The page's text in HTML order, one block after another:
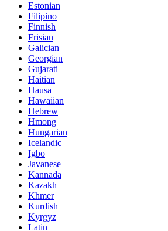
Estonian
Filipino
Finnish
Frisian
Galician
Georgian
Gujarati
Haitian
Hausa
Hawaiian
Hebrew
Hmong
Hungarian
Icelandic
Igbo
Javanese
Kannada
Kazakh
Khmer
Kurdish
Kyrgyz
Latin